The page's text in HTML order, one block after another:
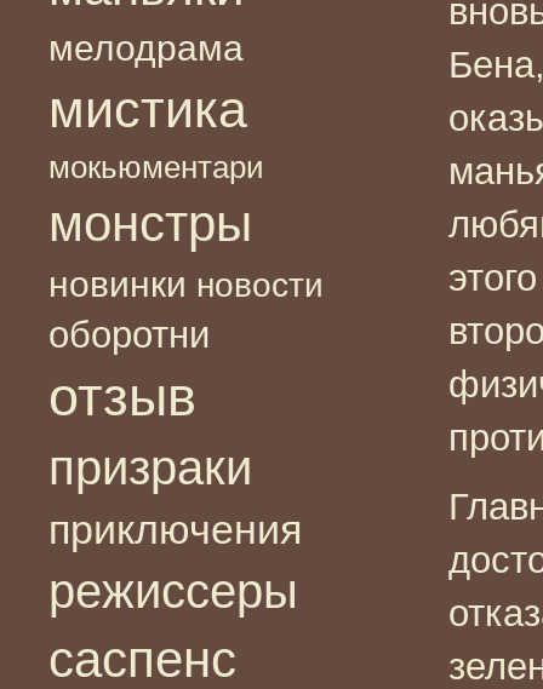
мелодрама
мистика
мокьюментари
монстры
новинки новости
оборотни
отзыв
призраки
приключения
режиссеры
саспенс